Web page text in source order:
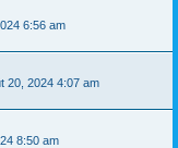
6:56 am
20, 2024 4:07 am
8:50 am